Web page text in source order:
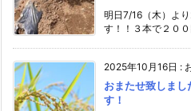
明日7/16（木）よ
す！！３本で２０
2025年10月16日 :
おまたせ致しまし
す！